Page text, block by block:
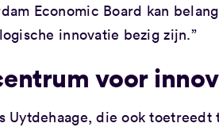
Economic Board kan
innovatie bezig zijn.”
voor
Uytdehaage, die ook toetreedt